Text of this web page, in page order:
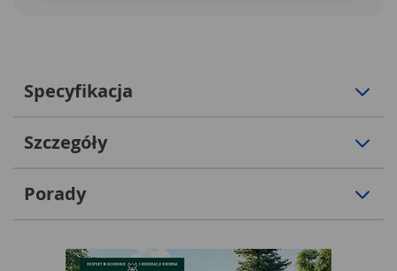
Specyfikacja
Szczegóły
Porady